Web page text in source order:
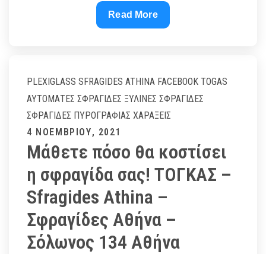
Sfragides
Athina
Read More
PLEXIGLASS SFRAGIDES ATHINA FACEBOOK TOGAS
ΑΥΤΌΜΑΤΕΣ ΣΦΡΑΓΊΔΕΣ ΞΎΛΙΝΕΣ ΣΦΡΑΓΊΔΕΣ
ΣΦΡΑΓΊΔΕΣ ΠΥΡΟΓΡΑΦΊΑΣ ΧΑΡΆΞΕΙΣ
Posted
on
4 ΝΟΕΜΒΡΊΟΥ, 2021
Μάθετε πόσο θα κοστίσει
η σφραγίδα σας! ΤΟΓΚΑΣ –
Sfragides Athina –
Σφραγίδες Αθήνα –
Σόλωνος 134 Αθήνα